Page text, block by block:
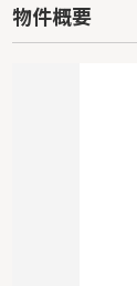
物件概要